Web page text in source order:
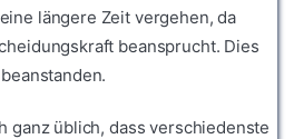
längere Zeit vergehen, da
beansprucht. Dies
ganz üblich, dass verschiedenste